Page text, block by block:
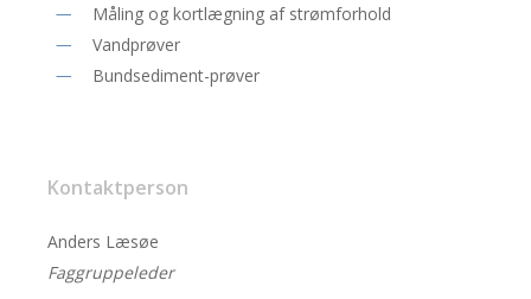
Måling og kortlægning af strømforhold
Vandprøver
Bundsediment-prøver
Kontaktperson
Anders Læsøe
Faggruppeleder